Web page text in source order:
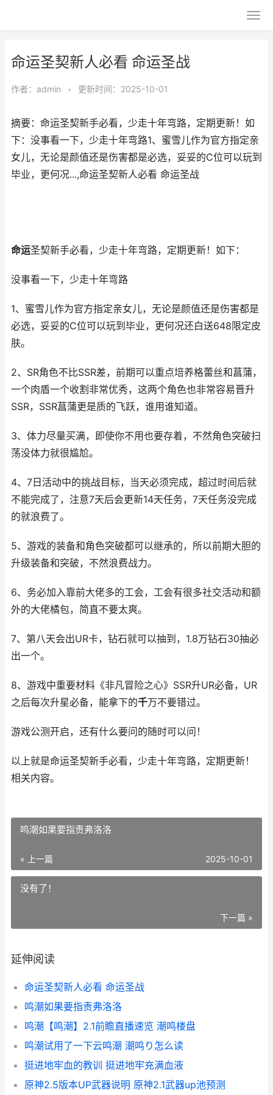
命运圣契新人必看 命运圣战
作者： admin • 更新时间：2025-10-01
摘要：命运圣契新手必看，少走十年弯路，定期更新！如
下：没事看一下，少走十年弯路1、蜜雪儿作为官方指定亲
女儿，无论是颜值还是伤害都是必选，妥妥的C位可以玩到
毕业，更何况...,命运圣契新人必看 命运圣战
命运圣契新手必看，少走十年弯路，定期更新！如下：
没事看一下，少走十年弯路
1、蜜雪儿作为官方指定亲女儿，无论是颜值还是伤害都是
必选，妥妥的C位可以玩到毕业，更何况还白送648限定皮
肤。
2、SR角色不比SSR差，前期可以重点培养格蕾丝和菖蒲，
一个肉盾一个收割非常优秀，这两个角色也非常容易晋升
SSR，SSR菖蒲更是质的飞跃，谁用谁知道。
3、体力尽量买满，即使你不用也要存着，不然角色突破扫
荡没体力就很尴尬。
4、7日活动中的挑战目标，当天必须完成，超过时间后就
不能完成了，注意7天后会更新14天任务，7天任务没完成
的就浪费了。
5、游戏的装备和角色突破都可以继承的，所以前期大胆的
升级装备和突破，不然浪费战力。
6、务必加入靠前大佬多的工会，工会有很多社交活动和额
外的大佬橘包，简直不要太爽。
7、第八天会出UR卡，钻石就可以抽到，1.8万钻石30抽必
出一个。
8、游戏中重要材料《非凡冒险之心》SSR升UR必备，UR
之后每次升星必备，能拿下的千万不要错过。
游戏公测开启，还有什么要问的随时可以问！
以上就是命运圣契新手必看，少走十年弯路，定期更新！
相关内容。
鸣潮如果要指责弗洛洛
« 上一篇 2025-10-01
没有了！
下一篇 »
延伸阅读
命运圣契新人必看 命运圣战
鸣潮如果要指责弗洛洛
鸣潮【鸣潮】2.1前瞻直播速览 潮鸣楼盘
鸣潮试用了一下云鸣潮 潮鸣り怎么读
挺进地牢血的教训 挺进地牢充满血液
原神2.5版本UP武器说明 原神2.1武器up池预测